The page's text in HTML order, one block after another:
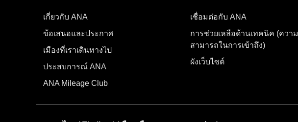
เกี่ยวกับ ANA
ข้อเสนอและประกาศ
เมืองที่เราเดินทางไป
ประสบการณ์ ANA
ANA Mileage Club
เชื่อมต่อกับ ANA
การช่วยเหลือด้านเทคนิค (ความ
สามารถในการเข้าถึง)
ผังเว็บไซต์